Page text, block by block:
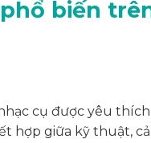
biến
cụ được yêu
hợp giữa kỹ thuật,